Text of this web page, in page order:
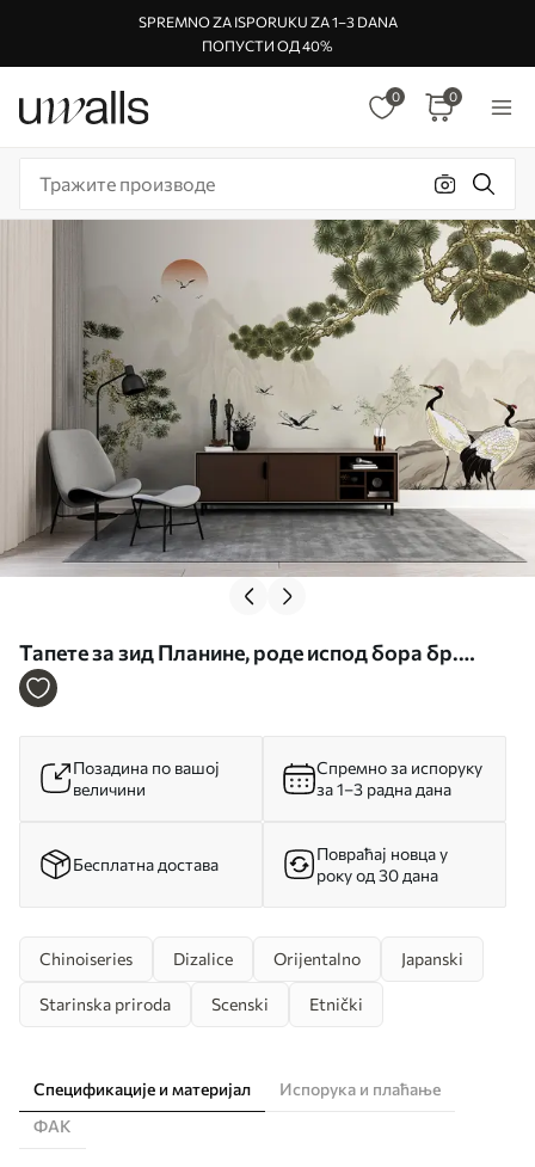
SPREMNO ZA ISPORUKU ZA 1–3 DANA
ПОПУСТИ ОД 40%
0 0
Тапете за зид Планине, роде испод бора бр.
u34508
Позадина по вашој
величини
Спремно за испоруку
за 1–3 радна дана
Бесплатна достава
Повраћај новца у
року од 30 дана
Chinoiseries Dizalice Orijentalno Japanski
Starinska priroda Scenski Etnički
Спецификације и материјал
Испорука и плаћање
ФАК